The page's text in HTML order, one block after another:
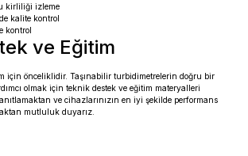
kirliliği izleme
kalite kontrol
kontrol
ve Eğitim
için önceliklidir. Taşınabilir turbidimetrelerin doğru bir
olmak için teknik destek ve eğitim materyalleri
ve cihazlarınızın en iyi şekilde performans
mutluluk duyarız.